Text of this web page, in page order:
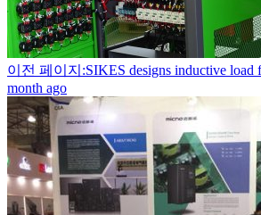
이전 페이지:SIKES designs inductive load
month ago